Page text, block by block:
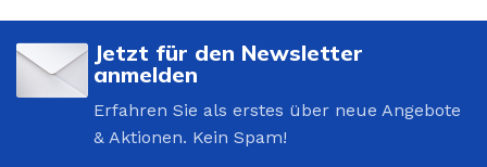
Jetzt für den Newsletter
anmelden
Erfahren Sie als erstes über neue Angebote
& Aktionen. Kein Spam!